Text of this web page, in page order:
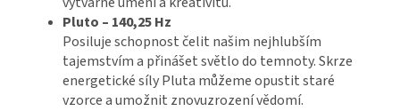
Pluto – 140,25 Hz
Posiluje schopnost čelit našim nejhlubším
tajemstvím a přinášet světlo do temnoty. Skrze
energetické síly Pluta můžeme opustit staré
vzorce a umožnit znovuzrození vědomí.